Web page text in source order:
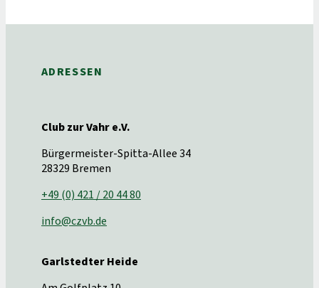
ADRESSEN
Club zur Vahr e.V.
Bürgermeister-Spitta-Allee 34
28329 Bremen
+49 (0) 421 / 20 44 80
info@czvb.de
Garlstedter Heide